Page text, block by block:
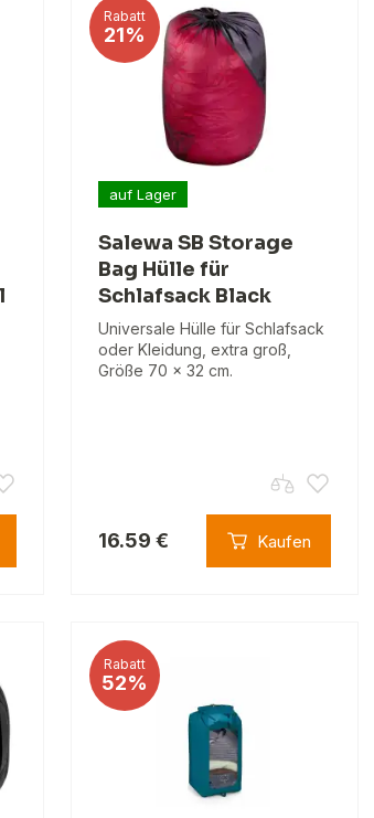
Rabatt
21%
auf Lager
Salewa SB Storage
Bag Hülle für
Schlafsack Black
Universale Hülle für Schlafsack
oder Kleidung, extra groß,
Größe 70 x 32 cm.
16.59 € Kaufen
Rabatt
52%